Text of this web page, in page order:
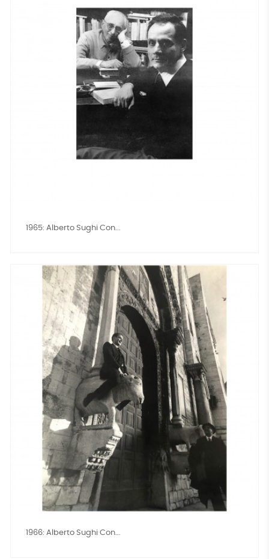
1965: Alberto Sughi Con...
1966: Alberto Sughi Con...